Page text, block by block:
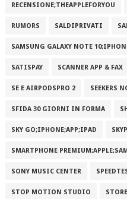
RECENSIONE;THEAPPLEFORYOU
RUMORS SALDIPRIVATI
SAMSUNG GALAXY NOTE
SATISPAY SCANNER APP & FAX
SE E AIRPODSPRO 2 SEEKERS
SFIDA 30 GIORNI IN FORMA
SKY GO;IPHONE;APP;IPAD
SMARTPHONE
SONY MUSIC CENTER
STOP MOTION STUDIO STORE